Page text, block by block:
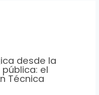
desde la
el
Técnica